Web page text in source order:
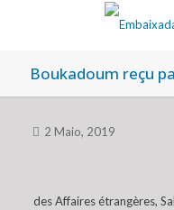
Boukadoum reçu
2 Maio, 2019
des Affaires étrangères,